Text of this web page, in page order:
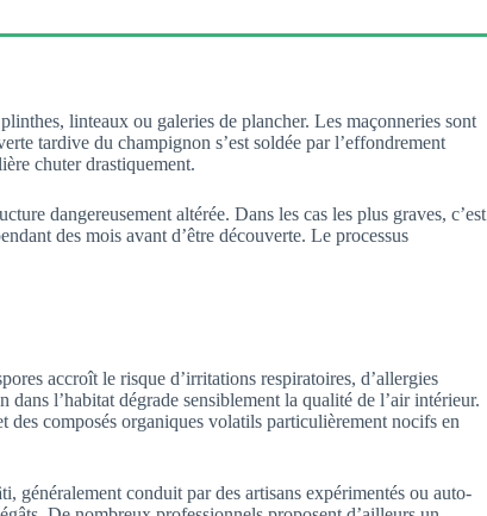
linteaux ou galeries de plancher. Les maçonneries sont
tardive du champignon s’est soldée par l’effondrement
chuter drastiquement.
dangereusement altérée. Dans les cas les plus graves, c’est
des mois avant d’être découverte. Le processus
accroît le risque d’irritations respiratoires, d’allergies
l’habitat dégrade sensiblement la qualité de l’air intérieur.
composés organiques volatils particulièrement nocifs en
généralement conduit par des artisans expérimentés ou auto-